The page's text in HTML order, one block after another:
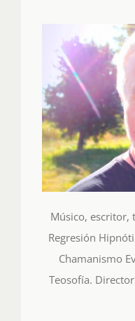
Músico, escritor,
Regresión
Chamanismo
Teosofía. Director